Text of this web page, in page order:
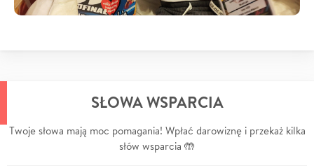
SŁOWA WSPARCIA
Twoje słowa mają moc pomagania! Wpłać darowiznę i przekaż kilka
słów wsparcia 🤲